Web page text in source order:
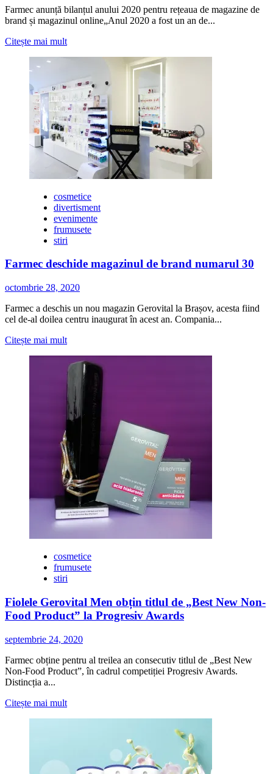
Farmec anunță bilanțul anului 2020 pentru rețeaua de magazine de
brand și magazinul online„Anul 2020 a fost un an de...
Citește mai multCitește
Farmec
anunta
cresteri
semnificative
in
2020
pentru
magazinul
online
cosmetice
divertisment
evenimente
frumusete
stiri
Farmec deschide magazinul de brand numarul 30
octombrie 28, 2020
Farmec a deschis un nou magazin Gerovital la Brașov, acesta fiind
cel de-al doilea centru inaugurat în acest an. Compania...
Citește mai multCitește
multe
despre
Farmec
deschide
magazinul
de
numarul
30
cosmetice
frumusete
stiri
Fiolele Gerovital Men obțin titlul de „Best New Non-
Food Product” la Progresiv Awards
septembrie 24, 2020
Farmec obține pentru al treilea an consecutiv titlul de „Best New
Non-Food Product”, în cadrul competiției Progresiv Awards.
Distincția a...
Citește mai multCitește
Men